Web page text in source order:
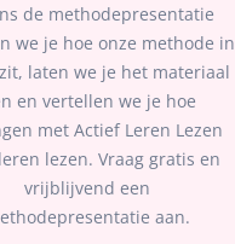
de methodepresentatie
we je hoe onze methode in
laten we je het materiaal
en vertellen we je hoe
met Actief Leren Lezen
lezen. Vraag gratis en
vrijblijvend een
aan.